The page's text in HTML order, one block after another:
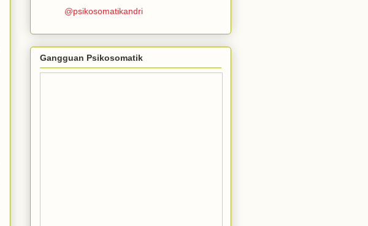
@psikosomatikandri
Gangguan Psikosomatik